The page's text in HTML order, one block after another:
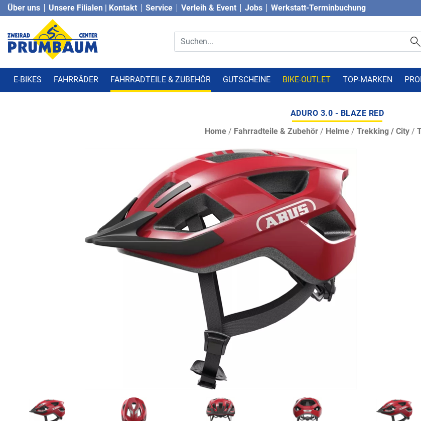
Über uns Unsere Filialen | Kontakt Service Verleih & Event Jobs Werkstatt-Terminbuchung
E-BIKES FAHRRÄDER FAHRRADTEILE & ZUBEHÖR GUTSCHEINE BIKE-OUTLET TOP-MARKEN
ADURO 3.0 - BLAZE RED
Home / Fahrradteile & Zubehör / Helme / Trekking / City /